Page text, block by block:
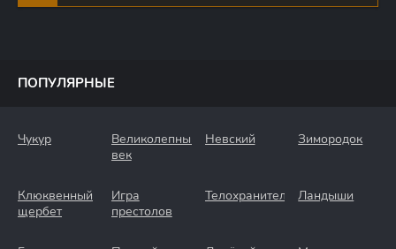
ПОПУЛЯРНЫЕ
Чукур
Великолепный
век
Невский Зимородок
Клюквенный
щербет
Игра
престолов
Телохранители Ландыши